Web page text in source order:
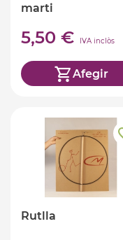
marti
5,50 € IVA inclòs
Afegir
Rutlla